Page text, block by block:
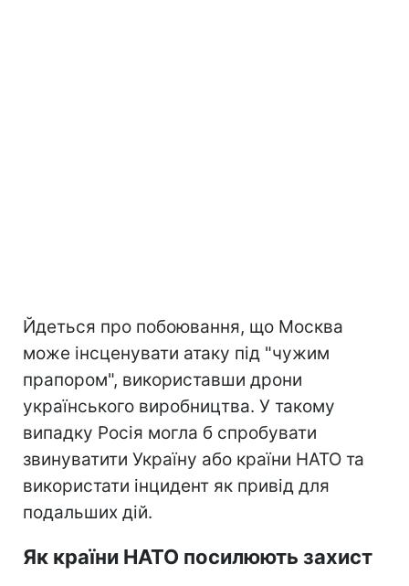
Йдеться про побоювання, що Москва
може інсценувати атаку під "чужим
прапором", використавши дрони
українського виробництва. У такому
випадку Росія могла б спробувати
звинуватити Україну або країни НАТО та
використати інцидент як привід для
подальших дій.
Як країни НАТО посилюють захист